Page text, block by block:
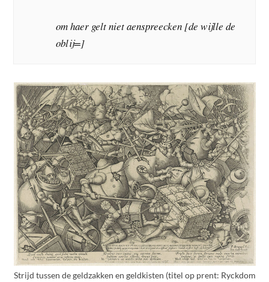
om haer gelt niet aenspreecken [de wijlle de
oblij=]
Strijd tussen de geldzakken en geldkisten (titel op prent: Ryckdom